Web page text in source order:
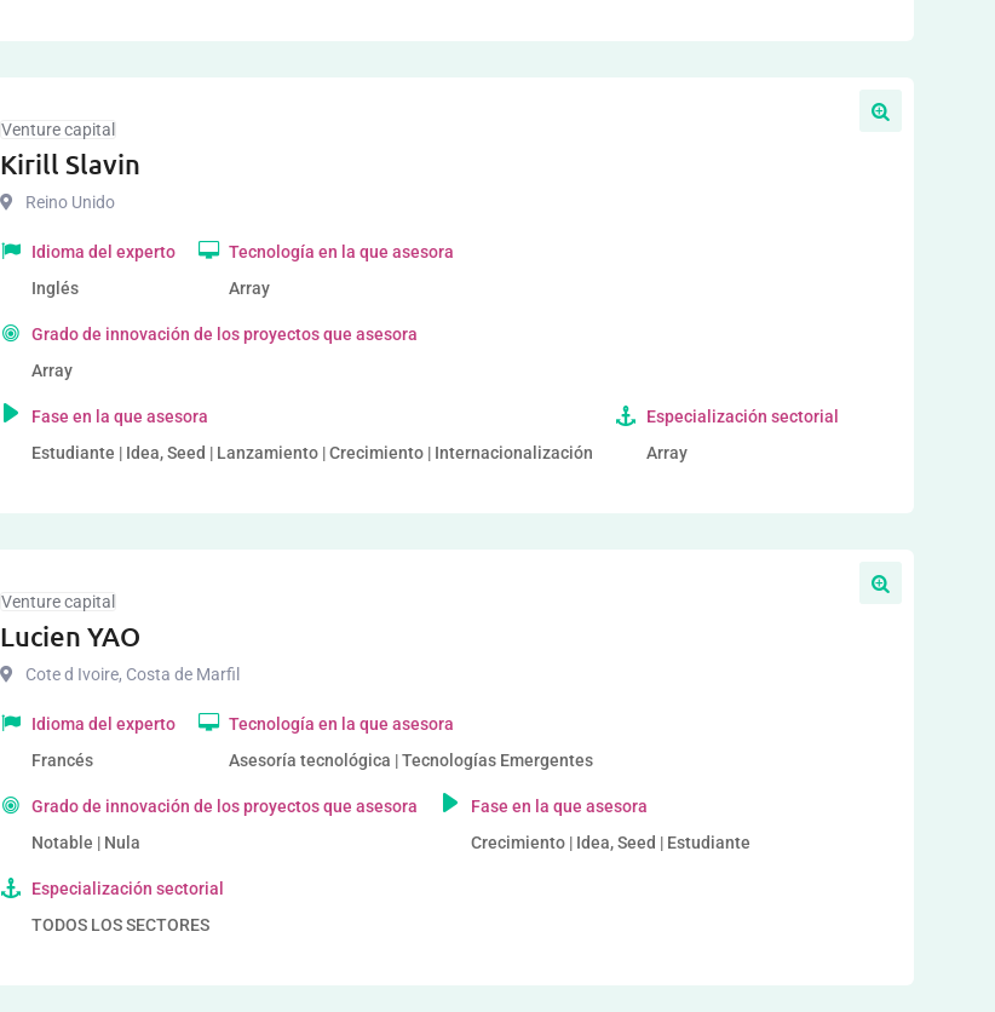
Venture capital
Kirill Slavin
Reino Unido
Idioma del experto
Inglés
Tecnología en la que asesora
Array
Grado de innovación de los proyectos que asesora
Array
Fase en la que asesora
Estudiante | Idea, Seed | Lanzamiento | Crecimiento | Internacionalización
Especialización sectorial
Array
Venture capital
Lucien YAO
Cote d Ivoire, Costa de Marfil
Idioma del experto
Francés
Tecnología en la que asesora
Asesoría tecnológica | Tecnologías Emergentes
Grado de innovación de los proyectos que asesora
Notable | Nula
Fase en la que asesora
Crecimiento | Idea, Seed | Estudiante
Especialización sectorial
TODOS LOS SECTORES